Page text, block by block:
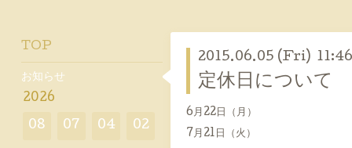
2015.06.05 (Fri) 11:46
定休日について
6月22日（月）
7月21日（火）
TOP
お知らせ
2026
08 07 04 02